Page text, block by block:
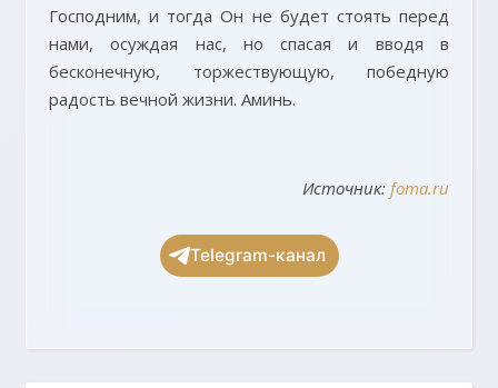
Господним, и тогда Он не будет стоять перед
нами, осуждая нас, но спасая и вводя в
бесконечную, торжествующую, победную
радость вечной жизни. Аминь.
Источник: foma.ru
Telegram-канал